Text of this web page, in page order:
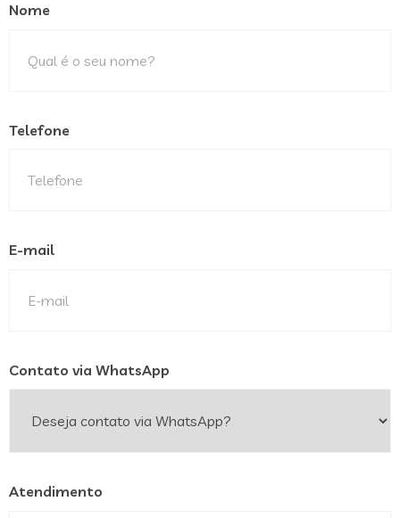
Nome
Telefone
E-mail
Contato via WhatsApp
Atendimento